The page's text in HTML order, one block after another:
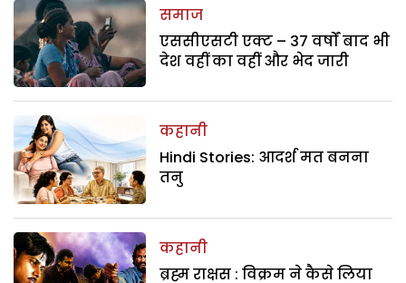
समाज
एससीएसटी एक्ट – 37 वर्षों बाद भी
देश वहीं का वहीं और भेद जारी
कहानी
Hindi Stories: आदर्श मत बनना
तनु
कहानी
ब्रह्म राक्षस : विक्रम ने कैसे लिया